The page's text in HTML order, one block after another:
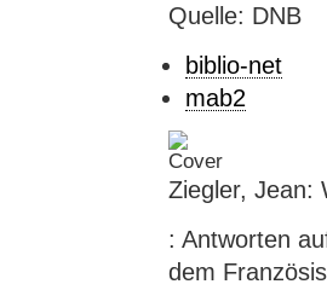
Quelle: DNB
biblio-net
mab2
Ziegler, Jean:
: Antworten
dem